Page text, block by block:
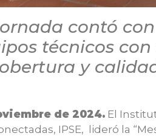
contó
técnicos
y
de 2024. El
IPSE, lideró la